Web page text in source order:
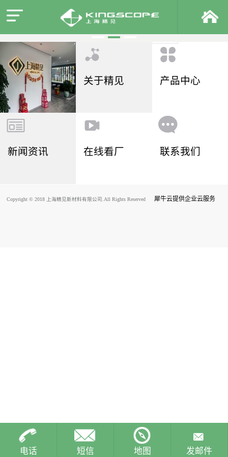
关于精见 产品中心
新闻资讯 在线看厂 联系我们
Copyright © 2018 上海精见新材料有限公司.All Rights Reserved 犀牛云提供企业云服务
电话 短信 地图 发邮件